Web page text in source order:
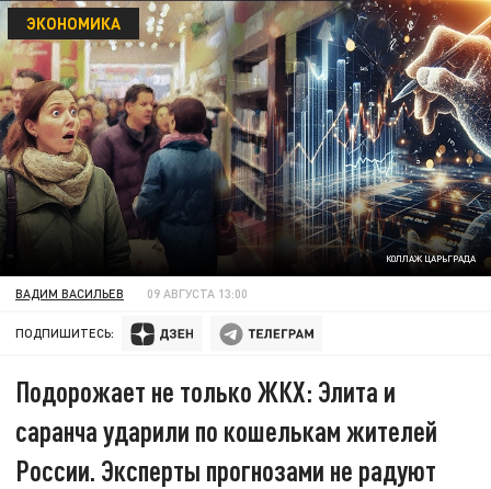
КОЛЛАЖ ЦАРЬГРАДА
ЭКОНОМИКА
ВАДИМ ВАСИЛЬЕВ 09 АВГУСТА 13:00
ПОДПИШИТЕСЬ:
Подорожает не только ЖКХ: Элита и
саранча ударили по кошелькам жителей
России. Эксперты прогнозами не радуют